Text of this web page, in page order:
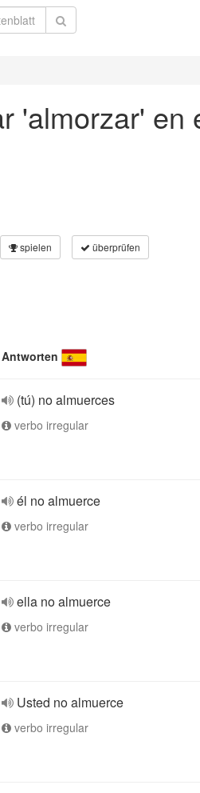
'almorzar' en
spielen überprüfen
Antworten
(tú) no almuerces
verbo irregular
él no almuerce
verbo irregular
ella no almuerce
verbo irregular
Usted no almuerce
verbo irregular